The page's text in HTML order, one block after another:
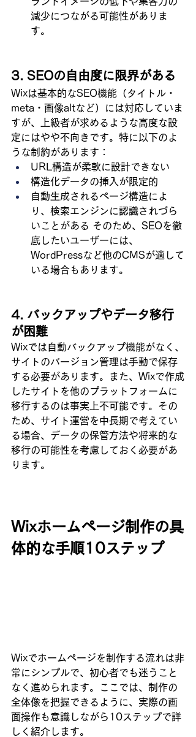
減少につながる可能性がありま
す。
3. SEOの自由度に限界がある
Wixは基本的なSEO機能（タイトル・
meta・画像altなど）には対応していま
すが、上級者が求めるような高度な設
定にはやや不向きです。特に以下のよ
うな制約があります：
URL構造が柔軟に設計できない
構造化データの挿入が限定的
自動生成されるページ構造によ
り、検索エンジンに認識されづら
いことがある そのため、SEOを徹
底したいユーザーには、
WordPressなど他のCMSが適して
いる場合もあります。
4. バックアップやデータ移行
が困難
Wixでは自動バックアップ機能がなく、
サイトのバージョン管理は手動で保存
する必要があります。また、Wixで作成
したサイトを他のプラットフォームに
移行するのは事実上不可能です。その
ため、サイト運営を中長期で考えてい
る場合、データの保管方法や将来的な
移行の可能性を考慮しておく必要があ
ります。
Wixホームページ制作の具
体的な手順10ステップ
Wixでホームページを制作する流れは非
常にシンプルで、初心者でも迷うこと
なく進められます。ここでは、制作の
全体像を把握できるように、実際の画
面操作も意識しながら10ステップで詳
しく紹介します。